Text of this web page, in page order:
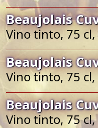
Beaujolais
Vino tinto, 75 cl,
Beaujolais
Vino tinto, 75 cl,
Beaujolais
Vino tinto, 75 cl,